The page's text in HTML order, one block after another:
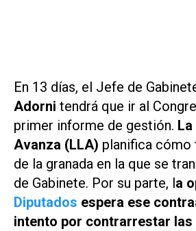
En 13 días, el Jefe de
Adorni tendrá que ir al
primer informe de gestión.
Avanza (LLA) planifica cómo
de la granada en la que se
de Gabinete. Por su parte, la
Diputados espera ese
intento por contrarrestar las